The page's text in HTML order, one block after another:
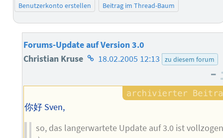
Benutzerkonto erstellen
Beitrag im Thread-Baum
Forums-Update auf Version 3.0
Christian Kruse Homepage
Autors
18.02.2005 12:13 zu diesem forum
–
你好 Sven,
so, das langerwartete Update auf 3.0 ist